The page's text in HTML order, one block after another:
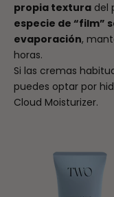
propia textura del
especie de “film”
evaporación,
horas.
Si las cremas
puedes optar por
Cloud Moisturizer.